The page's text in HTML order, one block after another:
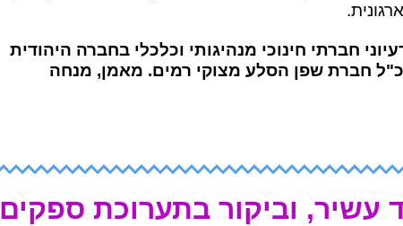
חברתי חינוכי מנהיגותי וכלכלי בחברה היהודית
חברת שפן הסלע מצוקי רמים. מאמן, מנחה
וביקור בתערוכת ספקים